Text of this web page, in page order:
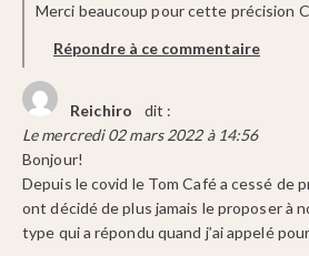
Merci beaucoup pour cette précision
Répondre à ce commentaire
Reichiro
dit :
Le mercredi 02 mars 2022 à 14:56
Bonjour!
Depuis le covid le Tom Café a cessé de
ont décidé de plus jamais le proposer à
type qui a répondu quand j’ai appelé